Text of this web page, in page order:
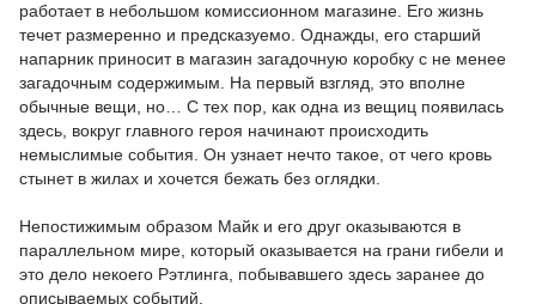
работает в небольшом комиссионном магазине. Его жизнь
течет размеренно и предсказуемо. Однажды, его старший
напарник приносит в магазин загадочную коробку с не менее
загадочным содержимым. На первый взгляд, это вполне
обычные вещи, но… С тех пор, как одна из вещиц появилась
здесь, вокруг главного героя начинают происходить
немыслимые события. Он узнает нечто такое, от чего кровь
стынет в жилах и хочется бежать без оглядки.
Непостижимым образом Майк и его друг оказываются в
параллельном мире, который оказывается на грани гибели и
это дело некоего Рэтлинга, побывавшего здесь заранее до
описываемых событий.